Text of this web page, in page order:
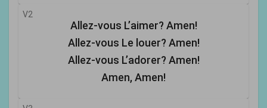
V2
Allez-vous L’aimer? Amen!
Allez-vous Le louer? Amen!
Allez-vous L’adorer? Amen!
Amen, Amen!